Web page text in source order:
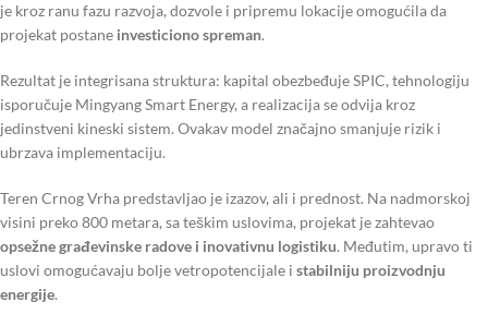
je kroz ranu fazu razvoja, dozvole i pripremu lokacije omogućila da
projekat postane investiciono spreman.
Rezultat je integrisana struktura: kapital obezbeđuje SPIC, tehnologiju
isporučuje Mingyang Smart Energy, a realizacija se odvija kroz
jedinstveni kineski sistem. Ovakav model značajno smanjuje rizik i
ubrzava implementaciju.
Teren Crnog Vrha predstavljao je izazov, ali i prednost. Na nadmorskoj
visini preko 800 metara, sa teškim uslovima, projekat je zahtevao
opsežne građevinske radove i inovativnu logistiku. Međutim, upravo ti
uslovi omogućavaju bolje vetropotencijale i stabilniju proizvodnju
energije.